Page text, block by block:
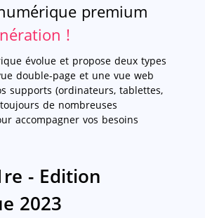
premium
!
évolue et propose deux types
double-page et une vue web
supports (ordinateurs, tablettes,
de nombreuses
accompagner vos besoins
- Edition
2023